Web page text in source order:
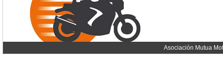
Asociación Mutua